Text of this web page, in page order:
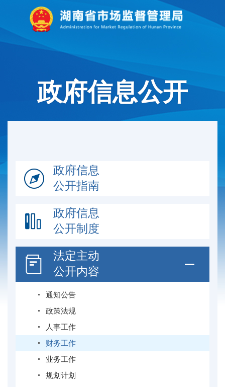
政府信息公开
政府信息
公开指南
政府信息
公开制度
法定主动
公开内容
通知公告
政策法规
人事工作
财务工作
业务工作
规划计划